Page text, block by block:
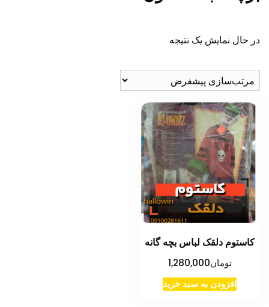
در حال نمایش یک نتیجه
کاستوم دلقک لباس بچه گانه
تومان1,280,000
افزودن به سبد خرید